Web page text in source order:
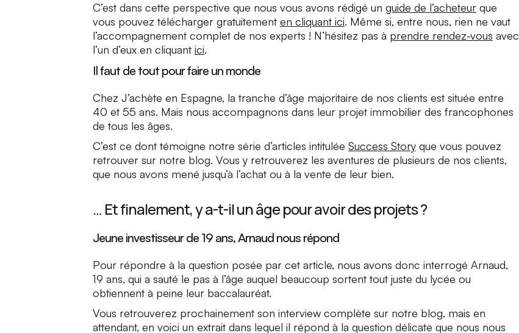
C’est dans cette perspective que nous vous avons rédigé un guide de l’acheteur que
vous pouvez télécharger gratuitement en cliquant ici. Même si, entre nous, rien ne vaut
l’accompagnement complet de nos experts ! N’hésitez pas à prendre rendez-vous avec
l’un d’eux en cliquant ici.
Il faut de tout pour faire un monde
Chez J’achète en Espagne, la tranche d’âge majoritaire de nos clients est située entre
40 et 55 ans. Mais nous accompagnons dans leur projet immobilier des francophones
de tous les âges.
C’est ce dont témoigne notre série d’articles intitulée Success Story que vous pouvez
retrouver sur notre blog. Vous y retrouverez les aventures de plusieurs de nos clients,
que nous avons mené jusqu’à l’achat ou à la vente de leur bien.
… Et finalement, y a-t-il un âge pour avoir des projets ?
Jeune investisseur de 19 ans, Arnaud nous répond
Pour répondre à la question posée par cet article, nous avons donc interrogé Arnaud,
19 ans, qui a sauté le pas à l’âge auquel beaucoup sortent tout juste du lycée ou
obtiennent à peine leur baccalauréat.
Vous retrouverez prochainement son interview complète sur notre blog, mais en
attendant, en voici un extrait dans lequel il répond à la question délicate que nous nous